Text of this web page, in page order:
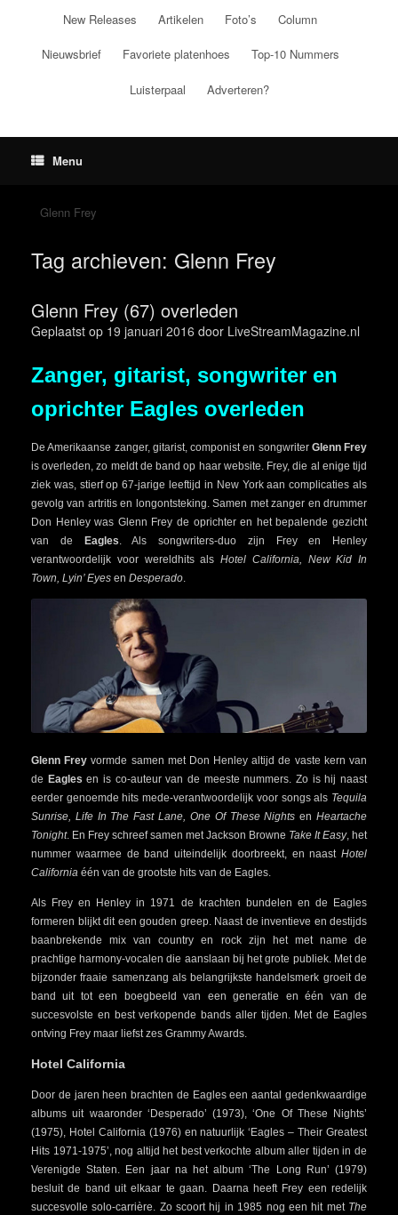
New Releases Artikelen Foto’s Column
Nieuwsbrief Favoriete platenhoes Top-10 Nummers
Luisterpaal Adverteren?
Menu
Glenn Frey
Tag archieven: Glenn Frey
Glenn Frey (67) overleden
Geplaatst op 19 januari 2016 door LiveStreamMagazine.nl
Zanger, gitarist, songwriter en
oprichter Eagles overleden
De Amerikaanse zanger, gitarist, componist en songwriter Glenn Frey
is overleden, zo meldt de band op haar website. Frey, die al enige tijd
ziek was, stierf op 67-jarige leeftijd in New York aan complicaties als
gevolg van artritis en longontsteking. Samen met zanger en drummer
Don Henley was Glenn Frey de oprichter en het bepalende gezicht
van de Eagles . Als songwriters-duo zijn Frey en Henley
verantwoordelijk voor wereldhits als Hotel California, New Kid In
Town, Lyin’ Eyes en Desperado
Glenn Frey vormde samen met Don Henley altijd de vaste kern van
de Eagles en is co-auteur van de meeste nummers. Zo is hij naast
eerder genoemde hits mede-verantwoordelijk voor songs als Tequila
Sunrise, Life In The Fast Lane, One Of These Nightsen Heartache
Tonight. En Frey schreef samen met Jackson Browne Take It Easy, het
nummer waarmee de band uiteindelijk doorbreekt, en naast Hotel
California één van de grootste hits van de Eagles.
Als Frey en Henley in 1971 de krachten bundelen en de Eagles
formeren blijkt dit een gouden greep. Naast de inventieve en destijds
baanbrekende mix van country en rock zijn het met name de
prachtige harmony-vocalen die aanslaan bij het grote publiek. Met de
bijzonder fraaie samenzang als belangrijkste handelsmerk groeit de
band uit tot een boegbeeld van een generatie en één van de
succesvolste en best verkopende bands aller tijden. Met de Eagles
ontving Frey maar liefst zes Grammy Awards.
Hotel California
Door de jaren heen brachten de Eagles een aantal gedenkwaardige
albums uit waaronder ‘Desperado’ (1973), ‘One Of These Nights’
(1975), Hotel California (1976) en natuurlijk ‘Eagles – Their Greatest
Hits 1971-1975’, nog altijd het best verkochte album aller tijden in de
Verenigde Staten. Een jaar na het album ‘The Long Run’ (1979)
besluit de band uit elkaar te gaan. Daarna heeft Frey een redelijk
succesvolle solo-carrière. Zo scoort hij in 1985 nog een hit met The